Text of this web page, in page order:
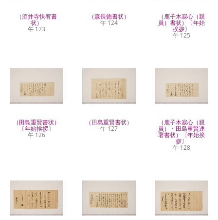
（酒井寺快宥書
状）
午 123
（森長徳書状）
午 124
（鹿子木寂心（親
員）書状）〔年始
挨拶〕
午 125
（田島重賢書状）
〔年始挨拶〕
午 126
（田島重賢書状）
午 127
（鹿子木寂心（親
員）・田島重賢連
署書状）〔年始挨
拶〕
午 128